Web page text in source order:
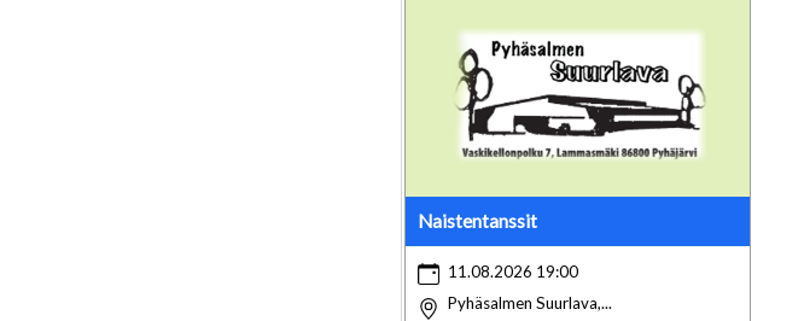
Naistentanssit
11.08.2026 19:00
Pyhäsalmen Suurlava,...